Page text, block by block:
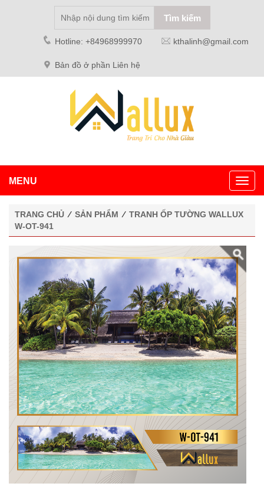
Hotline: +84968999970 kthalinh@gmail.com
Bản đồ ở phần Liên hệ
MENU
TRANG CHỦ ⁄ SẢN PHẨM ⁄ TRANH ỐP TƯỜNG WALLUX
W-OT-941